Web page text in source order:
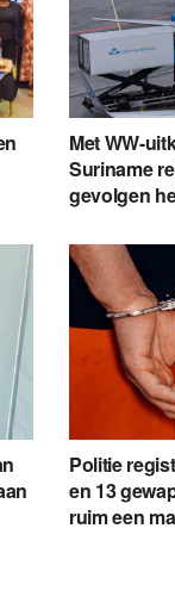
Met WW-
Suriname
gevolgen
Politie
en 13
ruim een